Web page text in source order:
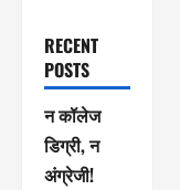
RECENT
POSTS
न कॉलेज
डिग्री, न
अंग्रेजी!